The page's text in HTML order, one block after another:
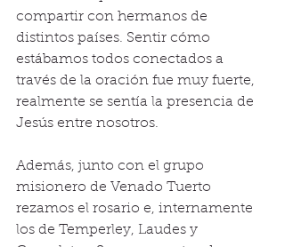
compartir con hermanos de
distintos países. Sentir cómo
estábamos todos conectados a
través de la oración fue muy fuerte,
realmente se sentía la presencia de
Jesús entre nosotros.
Además, junto con el grupo
misionero de Venado Tuerto
rezamos el rosario e, internamente
los de Temperley, Laudes y